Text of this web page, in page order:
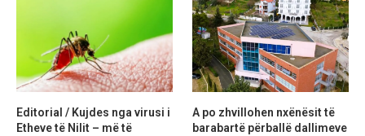
Editorial / Kujdes nga virusi i
Etheve të Nilit – më të
A po zhvillohen nxënësit të
barabartë përballë dallimeve